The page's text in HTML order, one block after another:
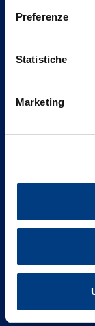
Preferenze
Statistiche
Marketing
20149 Milano
Governance